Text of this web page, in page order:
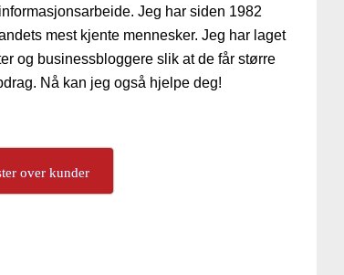
Jeg har siden 1982
mest kjente mennesker. Jeg har laget
og businessbloggere slik at de får større
Nå kan jeg også hjelpe deg!
over kunder